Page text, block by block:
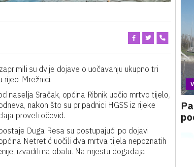
su dvije dojave o uočavanju ukupno tri
rijeci Mrežnici.
naselja Sračak, općina Ribnik uočio mrtvo tijelo,
nakon što su pripadnici HGSS iz rijeke
proveli očevid.
Duga Resa su postupajući po dojavi
Netretić uočili dva mrtva tijela nepoznatih
izvadili na obalu. Na mjestu događaja